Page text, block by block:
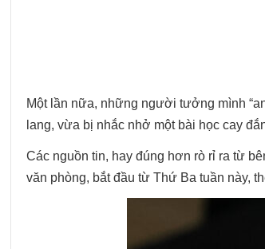
Một lần nữa, những người tưởng mình
lang, vừa bị nhắc nhở một bài học cay
Các nguồn tin, hay đúng hơn rò rỉ ra từ
văn phòng, bắt đầu từ Thứ Ba tuần này,